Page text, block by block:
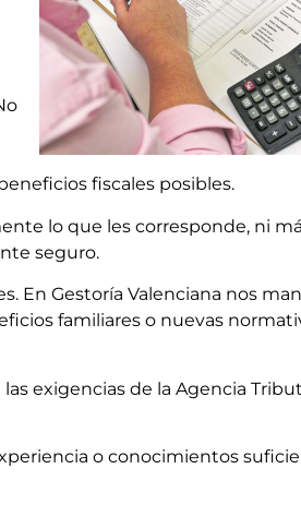
fiscales posibles.
lo que les corresponde, ni
seguro.
En Gestoría Valenciana nos
familiares o nuevas
exigencias de la Agencia
o conocimientos